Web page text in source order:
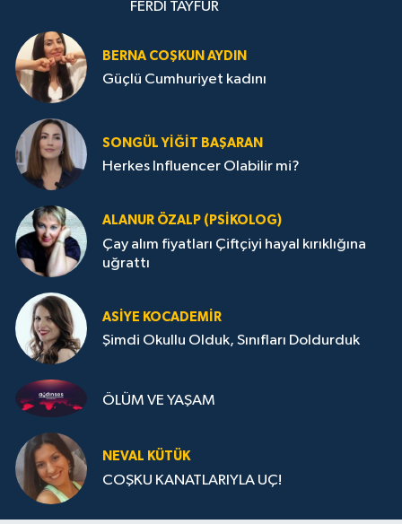
FERDİ TAYFUR
BERNA COŞKUN AYDIN
Güçlü Cumhuriyet kadını
SONGÜL YIĞIT BAŞARAN
Herkes Influencer Olabilir mi?
ALANUR ÖZALP (PSIKOLOG)
Çay alım fiyatları Çiftçiyi hayal kırıklığına
uğrattı
ASIYE KOCADEMİR
Şimdi Okullu Olduk, Sınıfları Doldurduk
ÖLÜM VE YAŞAM
NEVAL KÜTÜK
COŞKU KANATLARIYLA UÇ!